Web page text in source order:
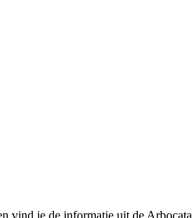
vind je de informatie uit de